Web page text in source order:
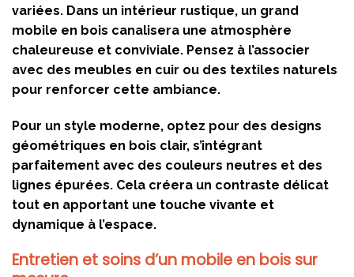
variées. Dans un intérieur rustique, un grand
mobile en bois canalisera une atmosphère
chaleureuse et conviviale. Pensez à l’associer
avec des meubles en cuir ou des textiles naturels
pour renforcer cette ambiance.
Pour un style moderne, optez pour des designs
géométriques en bois clair, s’intégrant
parfaitement avec des couleurs neutres et des
lignes épurées. Cela créera un contraste délicat
tout en apportant une touche vivante et
dynamique à l’espace.
Entretien et soins d’un mobile en bois sur